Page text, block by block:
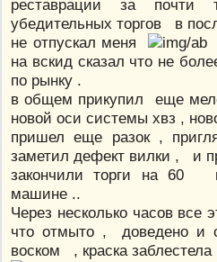
реставрации за
убедительных торгов в
не отпускал меня
на вскид сказал что не
по рынку .
в общем прикупил еще
новой оси системы хвз ,
пришел еще разок ,
заметил дефект вилки , и
закончили торги на 60
машине ..
Через несколько часов все
что отмыто , доведено и
воском , краска заблестела